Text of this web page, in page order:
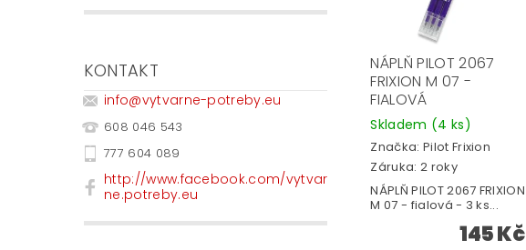
KONTAKT
info@vytvarne-potreby.eu
608 046 543
777 604 089
http://www.facebook.com/vytvar
ne.potreby.eu
NÁPLŇ PILOT 2067
FRIXION M 07 -
FIALOVÁ
Skladem (4 ks)
Značka: Pilot Frixion
Záruka: 2 roky
NÁPLŇ PILOT 2067 FRIXION
M 07 - fialová - 3 ks...
145 Kč